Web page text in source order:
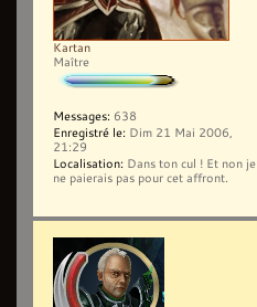
Kartan
Maître
Messages: 638
Enregistré le: Dim 21 Mai 2006,
21:29
Localisation: Dans ton cul ! Et non je
ne paierais pas pour cet affront.